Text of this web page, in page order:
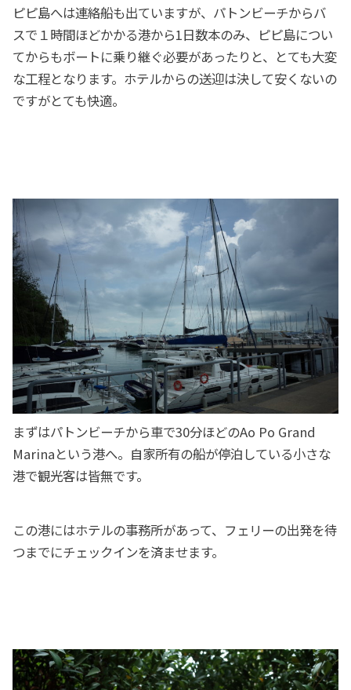
ピピ島へは連絡船も出ていますが、パトンビーチからバ
スで１時間ほどかかる港から1日数本のみ、ピピ島につい
てからもボートに乗り継ぐ必要があったりと、とても大変
な工程となります。ホテルからの送迎は決して安くないの
ですがとても快適。
まずはパトンビーチから車で30分ほどのAo Po Grand
Marinaという港へ。自家所有の船が停泊している小さな
港で観光客は皆無です。
この港にはホテルの事務所があって、フェリーの出発を待
つまでにチェックインを済ませます。